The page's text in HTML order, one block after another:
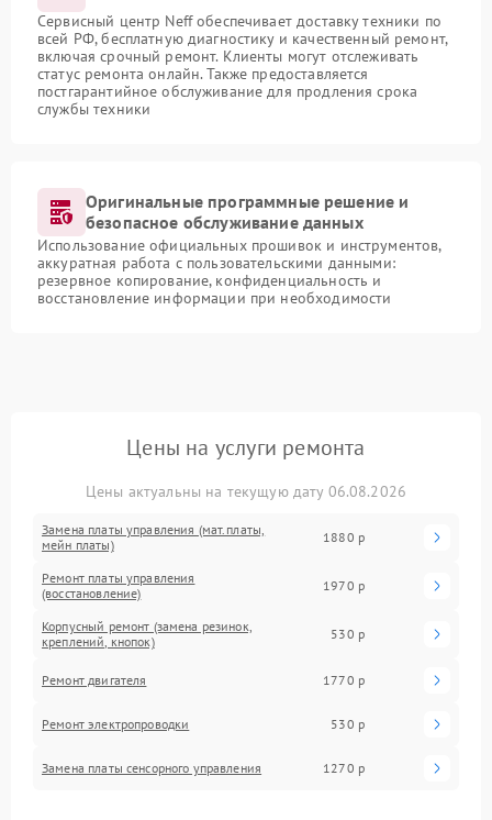
Сервисный центр Neff обеспечивает доставку техники по
всей РФ, бесплатную диагностику и качественный ремонт,
включая срочный ремонт. Клиенты могут отслеживать
статус ремонта онлайн. Также предоставляется
постгарантийное обслуживание для продления срока
службы техники
Оригинальные программные решение и
безопасное обслуживание данных
Использование официальных прошивок и инструментов,
аккуратная работа с пользовательскими данными:
резервное копирование, конфиденциальность и
восстановление информации при необходимости
Цены на услуги ремонта
Цены актуальны на текущую дату 06.08.2026
Замена платы управления (мат.платы,
мейн платы)
1880 р
Ремонт платы управления
(восстановление)
1970 р
Корпусный ремонт (замена резинок,
креплений, кнопок)
530 р
Ремонт двигателя 1770 р
Ремонт электропроводки 530 р
Замена платы сенсорного управления 1270 р